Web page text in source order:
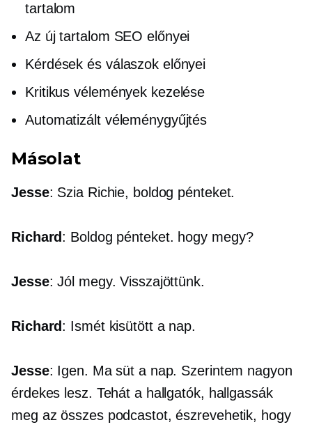
tartalom
Az új tartalom SEO előnyei
Kérdések és válaszok előnyei
Kritikus vélemények kezelése
Automatizált véleménygyűjtés
Másolat
Jesse: Szia Richie, boldog pénteket.
Richard: Boldog pénteket. hogy megy?
Jesse: Jól megy. Visszajöttünk.
Richard: Ismét kisütött a nap.
Jesse: Igen. Ma süt a nap. Szerintem nagyon
érdekes lesz. Tehát a hallgatók, hallgassák
meg az összes podcastot, észrevehetik, hogy